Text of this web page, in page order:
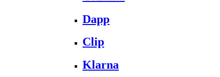
Dapp
Clip
Klarna